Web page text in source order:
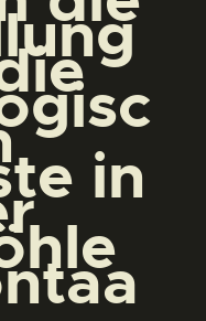
in